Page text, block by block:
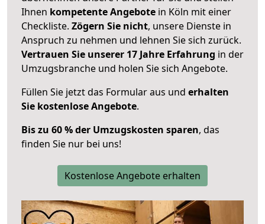
Ihnen kompetente Angebote in Köln mit einer
Checkliste. Zögern Sie nicht, unsere Dienste in
Anspruch zu nehmen und lehnen Sie sich zurück.
Vertrauen Sie unserer 17 Jahre Erfahrung in der
Umzugsbranche und holen Sie sich Angebote.
Füllen Sie jetzt das Formular aus und erhalten
Sie kostenlose Angebote.
Bis zu 60 % der Umzugskosten sparen, das
finden Sie nur bei uns!
Kostenlose Angebote erhalten